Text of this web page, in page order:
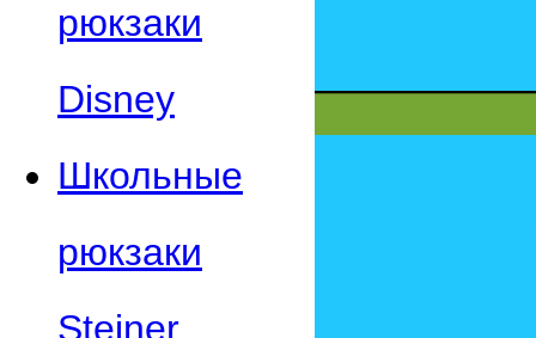
рюкзаки
Disney
Школьные
рюкзаки
Steiner